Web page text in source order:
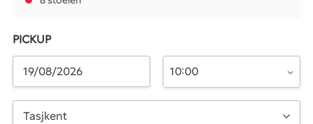
PICKUP
10:00
Tasjkent